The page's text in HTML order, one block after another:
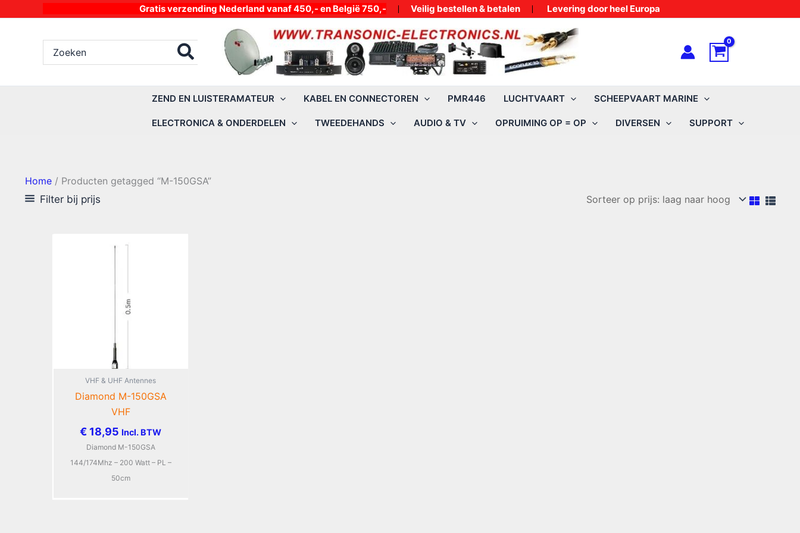
Gratis verzending Nederland vanaf 450,- en België 750,- Veilig bestellen & betalen Levering door heel Europa
naar:
ZEND EN LUISTERAMATEUR KABEL EN CONNECTOREN PMR446 LUCHTVAART SCHEEPVAART MARINE
ELECTRONICA & ONDERDELEN TWEEDEHANDS AUDIO & TV OPRUIMING OP = OP DIVERSEN SUPPORT
Home/ Producten getagged “M-150GSA”
Filter bij prijs
VHF & UHF Antennes
Diamond M-150GSA
VHF
€ 18,95 Incl. BTW
Diamond M-150GSA
144/174Mhz – 200 Watt – PL –
50cm